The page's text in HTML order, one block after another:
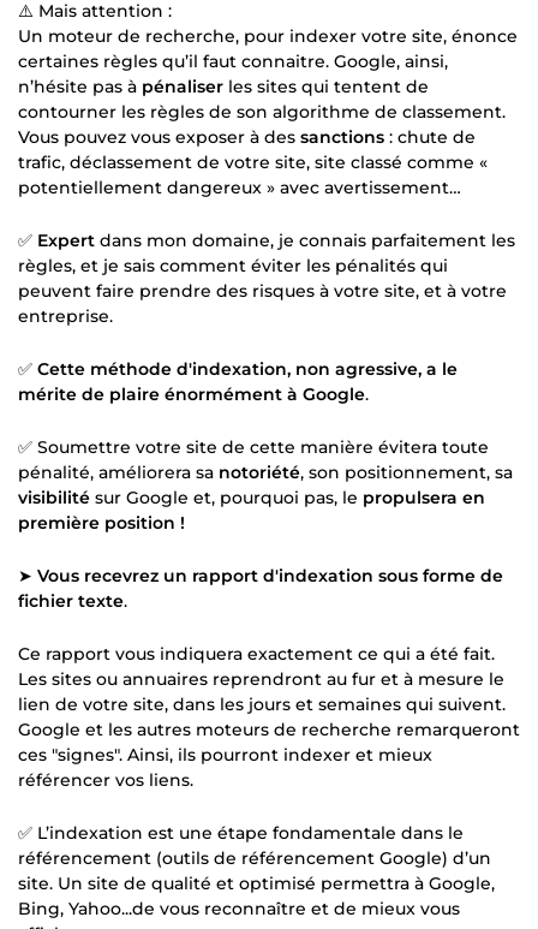
⚠️ Mais attention :
Un moteur de recherche, pour indexer votre site, énonce
certaines règles qu’il faut connaitre. Google, ainsi,
n’hésite pas à pénaliser les sites qui tentent de
contourner les règles de son algorithme de classement.
Vous pouvez vous exposer à des sanctions : chute de
trafic, déclassement de votre site, site classé comme «
potentiellement dangereux » avec avertissement…
✅ Expert dans mon domaine, je connais parfaitement les
règles, et je sais comment éviter les pénalités qui
peuvent faire prendre des risques à votre site, et à votre
entreprise.
✅ Cette méthode d'indexation, non agressive, a le
mérite de plaire énormément à Google.
✅ Soumettre votre site de cette manière évitera toute
pénalité, améliorera sa notoriété, son positionnement, sa
visibilité sur Google et, pourquoi pas, le propulsera en
première position !
➤ Vous recevrez un rapport d'indexation sous forme de
fichier texte.
Ce rapport vous indiquera exactement ce qui a été fait.
Les sites ou annuaires reprendront au fur et à mesure le
lien de votre site, dans les jours et semaines qui suivent.
Google et les autres moteurs de recherche remarqueront
ces "signes". Ainsi, ils pourront indexer et mieux
référencer vos liens.
✅ L’indexation est une étape fondamentale dans le
référencement (outils de référencement Google) d’un
site. Un site de qualité et optimisé permettra à Google,
Bing, Yahoo...de vous reconnaître et de mieux vous